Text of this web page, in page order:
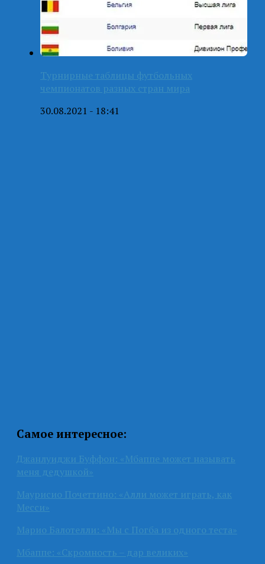
Турнирные таблицы футбольных
чемпионатов разных стран мира
30.08.2021 - 18:41
Самое интересное:
Джанлуиджи Буффон: «Мбаппе может называть
меня дедушкой»
Маурисио Почеттино: «Алли может играть, как
Месси»
Марио Балотелли: «Мы с Погба из одного теста»
Мбаппе: «Скромность – дар великих»